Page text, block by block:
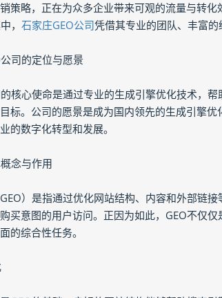
策略，正在为众多企业带来可观的流量与转
， 石家庄GEO公司凭借其专业的团队、丰富的
司的定位与愿景
核心使命是通过专业的生成引擎优化技术，
标。公司的愿景是成为国内领先的生成引擎
的数字化转型和发展。
念与作用
）是指通过优化网站结构、内容和外部链
买意图的用户访问。正因为如此，GEO不仅
的综合性任务。